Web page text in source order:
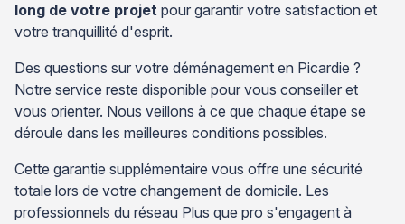
long de votre projet pour garantir votre satisfaction et
votre tranquillité d'esprit.
Des questions sur votre déménagement en Picardie ?
Notre service reste disponible pour vous conseiller et
vous orienter. Nous veillons à ce que chaque étape se
déroule dans les meilleures conditions possibles.
Cette garantie supplémentaire vous offre une sécurité
totale lors de votre changement de domicile. Les
professionnels du réseau Plus que pro s'engagent à